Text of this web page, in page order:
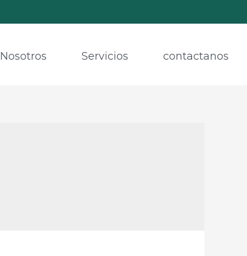
Nosotros Servicios contactanos